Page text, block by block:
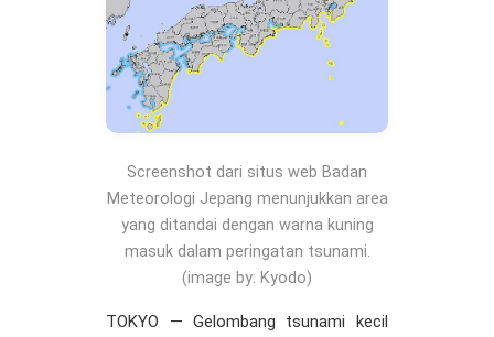
Screenshot dari situs web Badan
Meteorologi Jepang menunjukkan area
yang ditandai dengan warna kuning
masuk dalam peringatan tsunami.
(image by: Kyodo)
TOKYO — Gelombang tsunami kecil